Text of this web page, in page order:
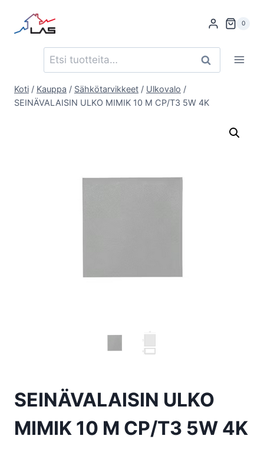
sisältöön
0
Etsi: Haku
Koti / Kauppa / Sähkötarvikkeet / Ulkovalo /
SEINÄVALAISIN ULKO MIMIK 10 M CP/T3 5W 4K
SEINÄVALAISIN ULKO
MIMIK 10 M CP/T3 5W 4K